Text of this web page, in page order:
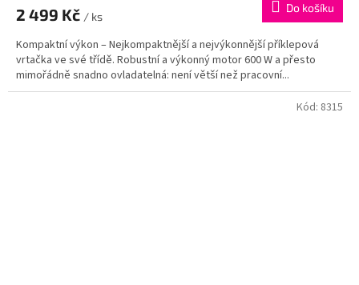
2 499 Kč / ks
Do košíku
Kompaktní výkon – Nejkompaktnější a nejvýkonnější příklepová
vrtačka ve své třídě. Robustní a výkonný motor 600 W a přesto
mimořádně snadno ovladatelná: není větší než pracovní...
Kód: 8315